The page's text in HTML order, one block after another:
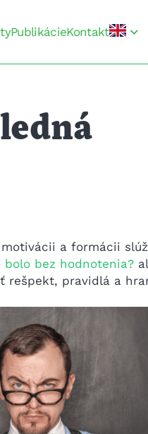
PublikácieKontakt
a formácii
bolo bez hodnotenia?
pravidlá a